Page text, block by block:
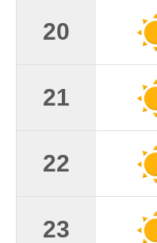
20
21
22
23